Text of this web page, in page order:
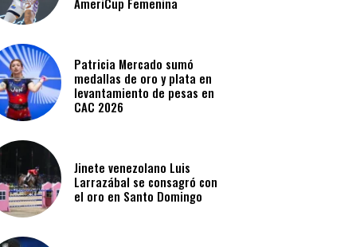
Patricia Mercado sumó
medallas de oro y plata en
levantamiento de pesas en
CAC 2026
Jinete venezolano Luis
Larrazábal se consagró con
el oro en Santo Domingo